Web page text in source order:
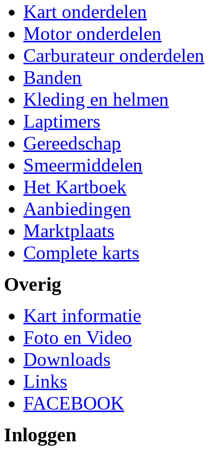
Kart onderdelen
Motor onderdelen
Carburateur onderdelen
Banden
Kleding en helmen
Laptimers
Gereedschap
Smeermiddelen
Het Kartboek
Aanbiedingen
Marktplaats
Complete karts
Overig
Kart informatie
Foto en Video
Downloads
Links
FACEBOOK
Inloggen